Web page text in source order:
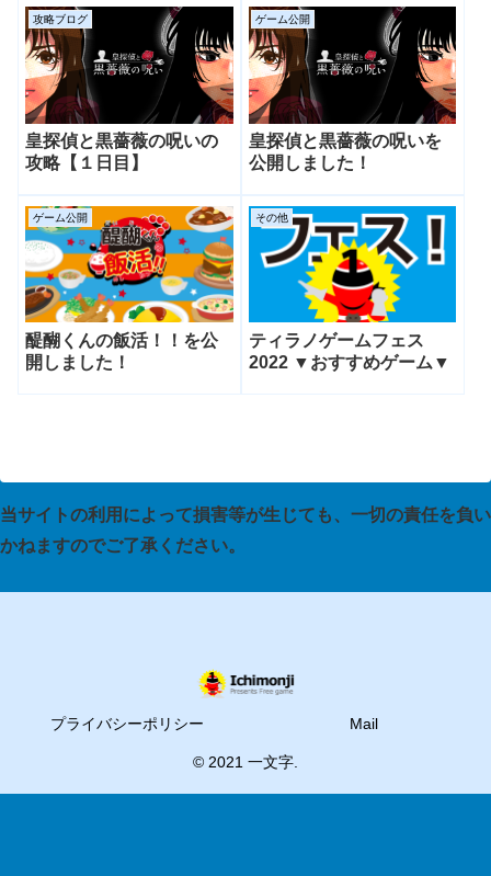
攻略ブログ
皇探偵と黒薔薇の呪いの
攻略【１日目】
ゲーム公開
皇探偵と黒薔薇の呪いを
公開しました！
ゲーム公開
醍醐くんの飯活！！を公
開しました！
その他
ティラノゲームフェス
2022 ▼おすすめゲーム▼
当サイトの利用によって損害等が生じても、一切の責任を負い
かねますのでご了承ください。
プライバシーポリシー Mail
© 2021 一文字.